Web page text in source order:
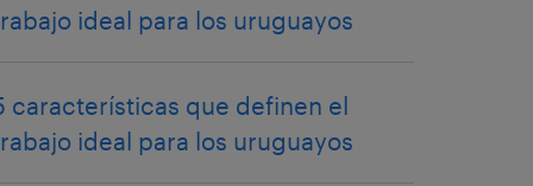
ideal para los uruguayos
características que definen el
ideal para los uruguayos